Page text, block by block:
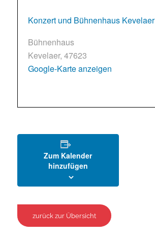
Konzert und Bühnenhaus Kevelaer
Bühnenhaus
Kevelaer, 47623
Google-Karte anzeigen
Zum Kalender
hinzufügen
zurück zur Übersicht